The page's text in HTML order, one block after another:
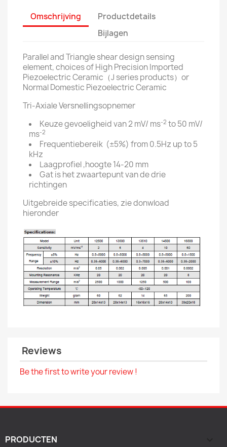
Omschrijving
Productdetails
Bijlagen
Parallel and Triangle shear design sensing
element, choices of High Precision Imported
Piezoelectric Ceramic（J series products）or
Normal Domestic Piezoelectric Ceramic
Tri-Axiale Versnellingsopnemer
Keuze gevoeligheid van 2 mV/ ms-2 to 50 mV/
ms-2
Frequentiebereik (±5%) from 0.5Hz up to 5
kHz
Laagprofiel ,hoogte 14-20 mm
Gat is het zwaartepunt van de drie
richtingen
Uitgebreide specificaties, zie donwload
hieronder
Reviews
Be the first to write your review !
PRODUCTEN